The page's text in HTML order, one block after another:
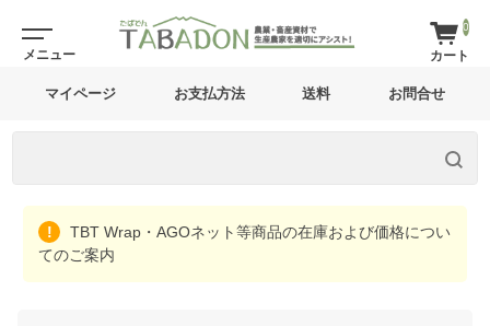
0
マイページ お支払方法 送料 お問合せ
TBT Wrap・AGOネット等商品の在庫および価格につい
てのご案内